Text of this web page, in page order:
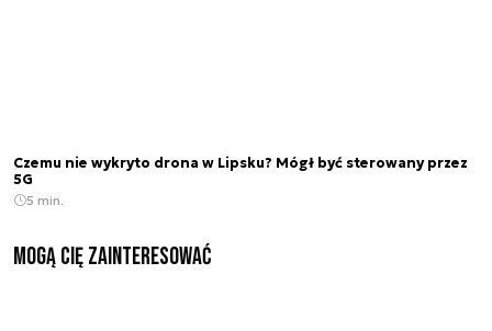
Czemu nie wykryto drona w Lipsku? Mógł być sterowany przez
5G
5 min.
Mogą Cię zainteresować